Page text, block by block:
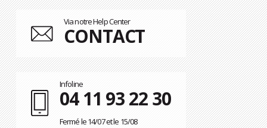
Via notre Help Center
CONTACT
Infoline
04 11 93 22 30
Fermé le 14/07 et le 15/08